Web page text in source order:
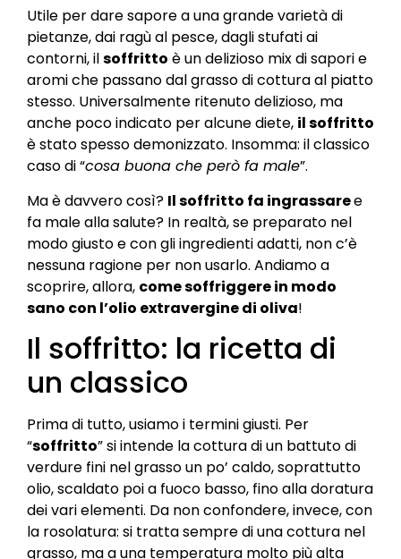
Utile per dare sapore a una grande varietà di
pietanze, dai ragù al pesce, dagli stufati ai
contorni, ilsoffritto è un delizioso mix di sapori e
aromi che passano dal grasso di cottura al piatto
stesso. Universalmente ritenuto delizioso, ma
anche poco indicato per alcune diete, il soffritto
è stato spesso demonizzato. Insomma: il classico
caso di “cosa buona che però fa male”.
Ma è davvero così? Il soffritto fa ingrassaree
fa male alla salute? In realtà, se preparato nel
modo giusto e con gli ingredienti adatti, non c’è
nessuna ragione per non usarlo. Andiamo a
scoprire, allora, come soffriggere in modo
sano con l’olio extravergine di oliva!
Il soffritto: la ricetta di
un classico
Prima di tutto, usiamo i termini giusti. Per
“soffritto” si intende la cottura di un battuto di
verdure fini nel grasso un po’ caldo, soprattutto
olio, scaldato poi a fuoco basso, fino alla doratura
dei vari elementi. Da non confondere, invece, con
la rosolatura: si tratta sempre di una cottura nel
grasso, ma a una temperatura molto più alta